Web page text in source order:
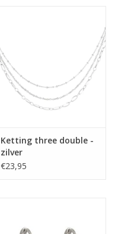
Ketting three double -
zilver
€23,95